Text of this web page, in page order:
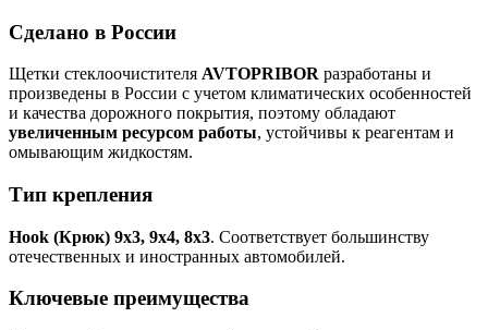
Сделано в России
Щетки стеклоочистителя AVTOPRIBOR разработаны и
произведены в России с учетом климатических особенностей
и качества дорожного покрытия, поэтому обладают
увеличенным ресурсом работы, устойчивы к реагентам и
омывающим жидкостям.
Тип крепления
Hook (Крюк) 9х3, 9х4, 8х3. Соответствует большинству
отечественных и иностранных автомобилей.
Ключевые преимущества